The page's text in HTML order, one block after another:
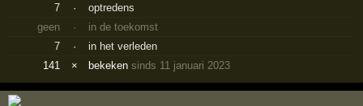
7 ·
optredens
geen
·
in de toekomst
7
·
in het verleden
141
× bekekensinds 11 januari 2023